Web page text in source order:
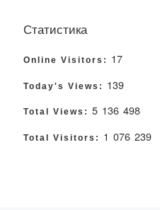
Статистика
Online Visitors: 17
Today's Views: 139
Total Views: 5 136 498
Total Visitors: 1 076 239